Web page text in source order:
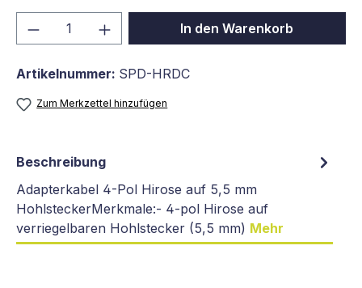
Produkt Anzahl: Gib denIn den Warenkorb
Artikelnummer: SPD-HRDC
Zum Merkzettel hinzufügen
Beschreibung
Adapterkabel 4-Pol Hirose auf 5,5 mm
HohlsteckerMerkmale:- 4-pol Hirose auf
verriegelbaren Hohlstecker (5,5 mm) Mehr